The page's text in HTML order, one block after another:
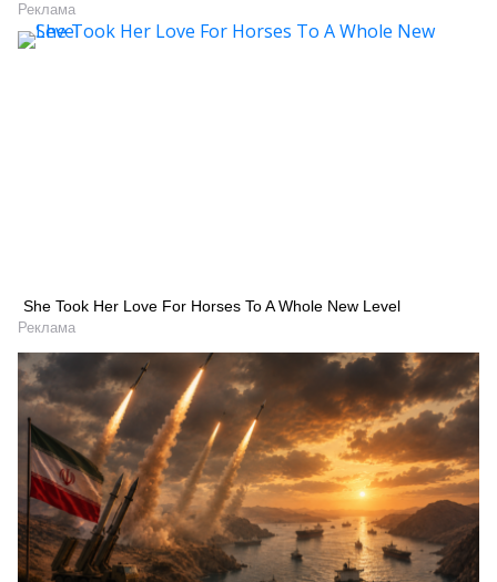
Реклама
She Took Her Love For Horses To A Whole New Level
Реклама